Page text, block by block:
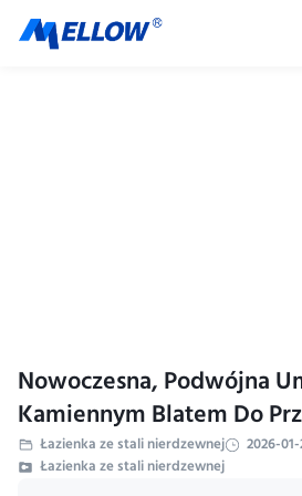
Nowoczesna, Podwójna
Kamiennym Blatem Do
Łazienka ze stali nierdzewnej 2026-
Łazienka ze stali nierdzewnej